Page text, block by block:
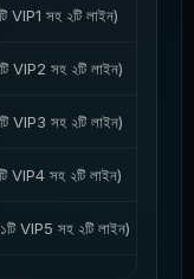
VIP1 সহ ২টি লাইন)
VIP2 সহ ২টি লাইন)
VIP3 সহ ২টি লাইন)
VIP4 সহ ২টি লাইন)
VIP5 সহ ২টি লাইন)